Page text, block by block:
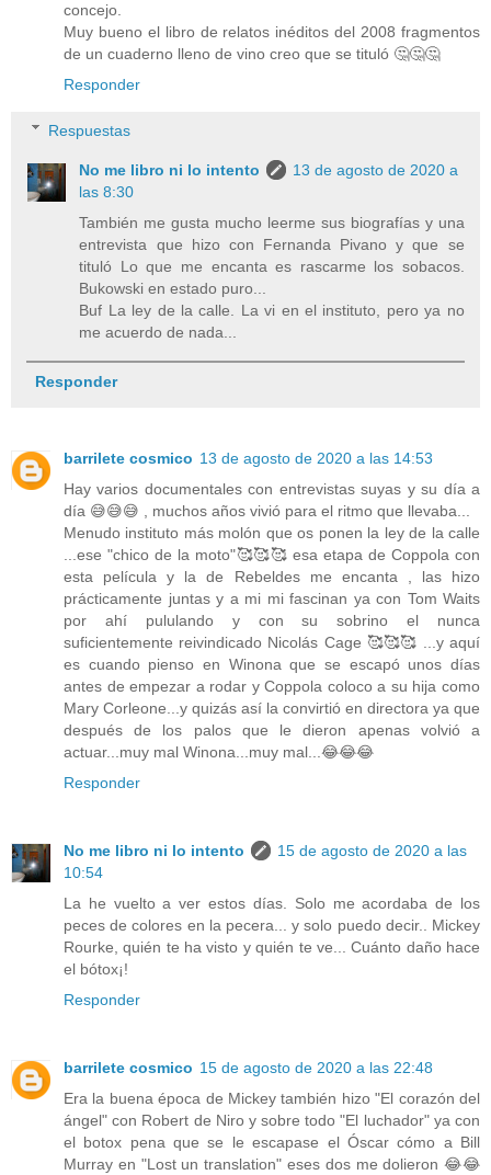
concejo.
Muy bueno el libro de relatos inéditos del 2008 fragmentos
de un cuaderno lleno de vino creo que se tituló 🤔🤔🤔
Responder
Respuestas
No me libro ni lo intento
13 de agosto de 2020 a
las 8:30
También me gusta mucho leerme sus biografías y una
entrevista que hizo con Fernanda Pivano y que se
tituló Lo que me encanta es rascarme los sobacos.
Bukowski en estado puro...
Buf La ley de la calle. La vi en el instituto, pero ya no
me acuerdo de nada...
Responder
barrilete cosmico 13 de agosto de 2020 a las 14:53
Hay varios documentales con entrevistas suyas y su día a
día 😅😅😅 , muchos años vivió para el ritmo que llevaba...
Menudo instituto más molón que os ponen la ley de la calle
...ese "chico de la moto"🥰🥰🥰 esa etapa de Coppola con
esta película y la de Rebeldes me encanta , las hizo
prácticamente juntas y a mi mi fascinan ya con Tom Waits
por ahí pululando y con su sobrino el nunca
suficientemente reivindicado Nicolás Cage 🥰🥰🥰 ...y aquí
es cuando pienso en Winona que se escapó unos días
antes de empezar a rodar y Coppola coloco a su hija como
Mary Corleone...y quizás así la convirtió en directora ya que
después de los palos que le dieron apenas volvió a
actuar...muy mal Winona...muy mal...😂😂😂
Responder
No me libro ni lo intento
15 de agosto de 2020 a las
10:54
La he vuelto a ver estos días. Solo me acordaba de los
peces de colores en la pecera... y solo puedo decir.. Mickey
Rourke, quién te ha visto y quién te ve... Cuánto daño hace
el bótox¡!
Responder
barrilete cosmico 15 de agosto de 2020 a las 22:48
Era la buena época de Mickey también hizo "El corazón del
ángel" con Robert de Niro y sobre todo "El luchador" ya con
el botox pena que se le escapase el Óscar cómo a Bill
Murray en "Lost un translation" eses dos me dolieron 😂😂